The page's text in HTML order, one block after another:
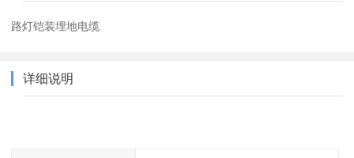
路灯铠装埋地电缆
详细说明